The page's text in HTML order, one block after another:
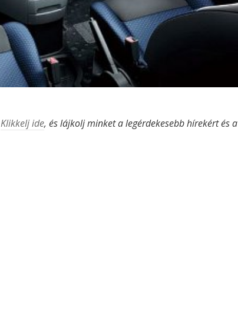
Klikkelj ide, és lájkolj minket a legérdekesebb hírekért és a